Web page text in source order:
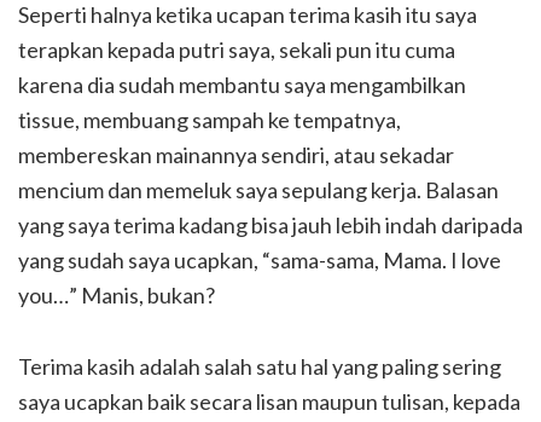
Seperti halnya ketika ucapan terima kasih itu saya
terapkan kepada putri saya, sekali pun itu cuma
karena dia sudah membantu saya mengambilkan
tissue, membuang sampah ke tempatnya,
membereskan mainannya sendiri, atau sekadar
mencium dan memeluk saya sepulang kerja. Balasan
yang saya terima kadang bisa jauh lebih indah daripada
yang sudah saya ucapkan, “sama-sama, Mama. I love
you…” Manis, bukan?
Terima kasih adalah salah satu hal yang paling sering
saya ucapkan baik secara lisan maupun tulisan, kepada